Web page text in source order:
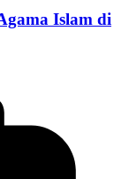
Islam di